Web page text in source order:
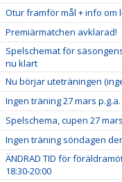
Otur framför mål + info om
Premiärmatchen avklarad!
Spelschemat för
nu klart
Nu börjar uteträningen
Ingen träning 27 mars
Spelschema, cupen 27 mars
Ingen träning söndagen
ÄNDRAD TID för
18:30-20:00